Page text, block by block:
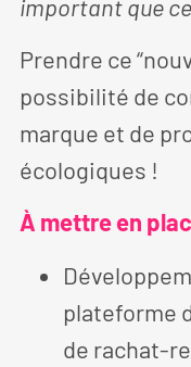
important que
Prendre ce
possibilité de
marque et de
écologiques !
À mettre en
plateforme
de rachat-